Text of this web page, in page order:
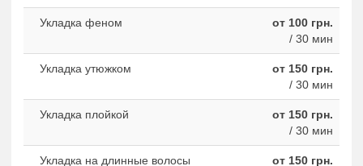
Укладка феном
от 100 грн.
/ 30 мин
Укладка утюжком
от 150 грн.
/ 30 мин
Укладка плойкой
от 150 грн.
/ 30 мин
Укладка на длинные волосы
от 150 грн.